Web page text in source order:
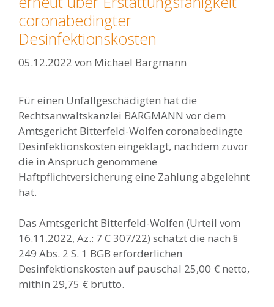
coronabedingter
Desinfektionskosten
05.12.2022 von Michael Bargmann
Für einen Unfallgeschädigten hat die
Rechtsanwaltskanzlei BARGMANN vor dem
Amtsgericht Bitterfeld-Wolfen coronabedingte
Desinfektionskosten eingeklagt, nachdem zuvor
die in Anspruch genommene
Haftpflichtversicherung eine Zahlung abgelehnt
hat.
Das Amtsgericht Bitterfeld-Wolfen (Urteil vom
16.11.2022, Az.: 7 C 307/22) schätzt die nach §
249 Abs. 2 S. 1 BGB erforderlichen
Desinfektionskosten auf pauschal 25,00 € netto,
mithin 29,75 € brutto.